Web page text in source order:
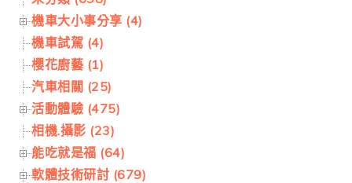
機車大小事分享 (4)
機車試駕 (4)
櫻花廚藝 (1)
汽車相關 (25)
活動體驗 (475)
相機.攝影 (23)
能吃就是福 (64)
軟體技術研討 (679)